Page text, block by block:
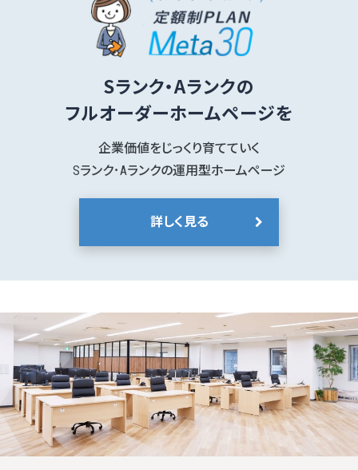
Sランク・Aランクの
フルオーダーホームページを
企業価値をじっくり育てていく
Sランク･Aランクの運用型ホームページ
詳しく見る